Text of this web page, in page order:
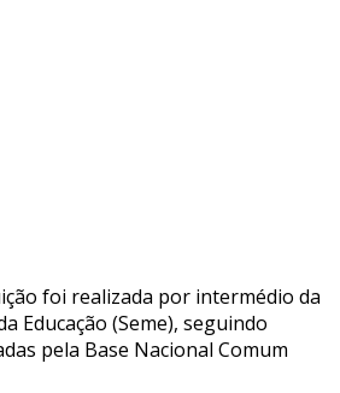
foi realizada por intermédio da
Educação (Seme), seguindo
pela Base Nacional Comum